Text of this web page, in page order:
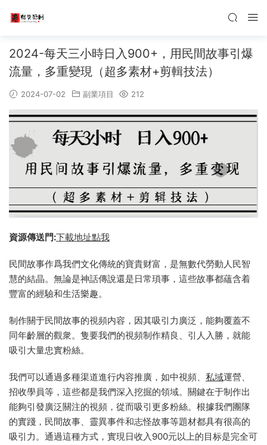
2024-每天三小時日入900+，用民間故事引爆
流量，多重變現（超多素材+剪輯技法）
2024-07-02 副業項目 212
資源傳送門:下載地址點我
民間故事作爲我們文化傳統的寶貴财富，是無數代勞動人民智
慧的結晶。無論是神話傳說還是日常瑣事，這些故事都蘊含着
豐富的經驗和生活樂趣。
制作關于民間故事的視頻内容，因其吸引力廣泛，能夠覆蓋不
同年齡層的觀衆。隻要我們的視頻制作精良、引人入勝，就能
吸引大量忠實粉絲。
我們可以通過多種渠道進行内容推廣，如中視頻、 私域運營、
招收學員等，這些都是我們深入挖掘的領域。關鍵在于制作出
能夠引發廣泛關注的視頻，從而吸引更多粉絲。根據我們團隊
的實踐，民間故事、靈異事件和志怪故事等題材都具有很高的
吸引力。通過這種方式，實現日收入900元以上的目标是完全可